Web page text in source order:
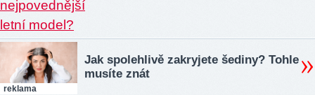
reklama
Jak spolehlivě zakryjete šediny? Tohle
musíte znát